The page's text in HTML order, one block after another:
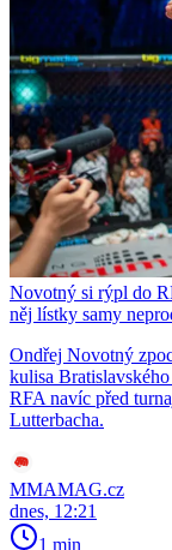
Novotný si rýpl do
něj lístky samy
Ondřej Novotný
kulisa
RFA navíc před
Lutterbacha.
MMAMAG.cz
dnes, 12:21
1 min